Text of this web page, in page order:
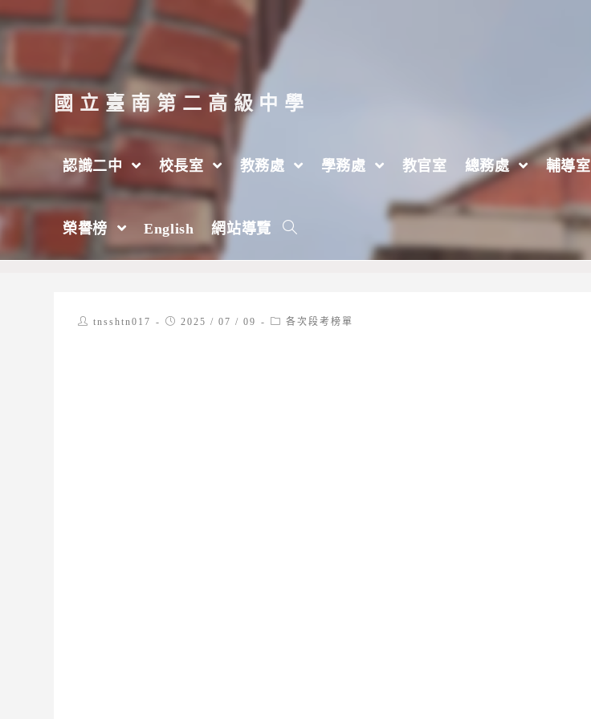
跳
至
要
內
容
國立臺南第二高級中學
認識二中 校長室 教務處 學務處 教官室 總務處 輔導室
榮譽榜 English 網站導覽
113-2期末考類組成績優良學生(高二)
2025 年 > 7 月 > 9 日
Posttnsshtn017
Post2025 / 07 / 09
Post各次段考榜單